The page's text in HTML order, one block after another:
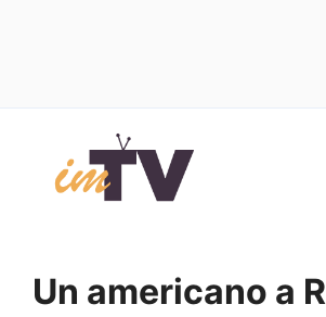
contenuto
Un americano a